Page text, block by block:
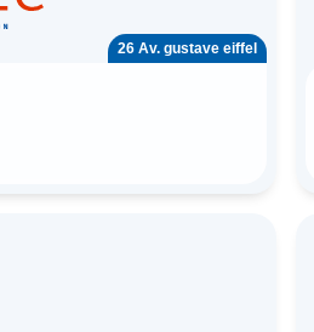
26 Av. gustave eiffel